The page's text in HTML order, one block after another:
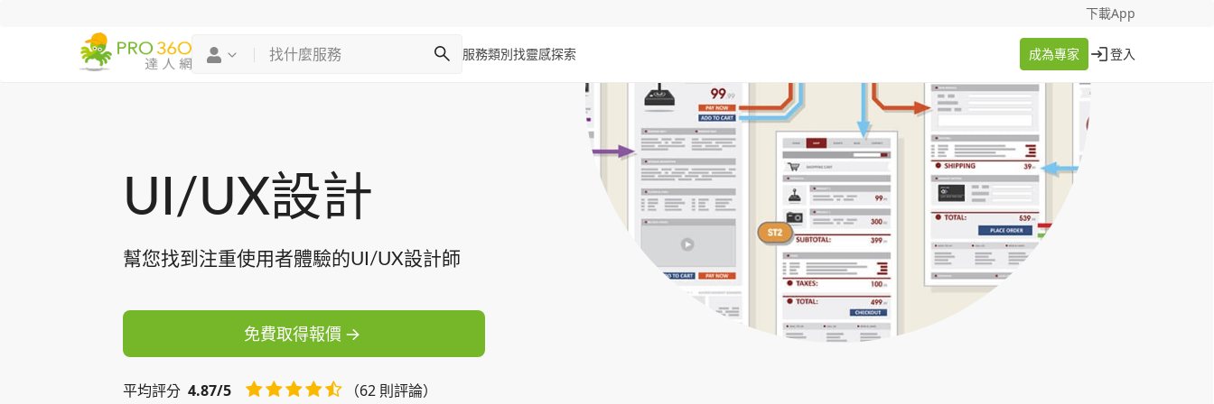
下載App
服務類別找靈感探索 成為專家 登入
成為專家
登入
UI/UX設計
幫您找到注重使用者體驗的UI/UX設計師
免費取得報價
平均評分 4.87/5 （62 則評論）